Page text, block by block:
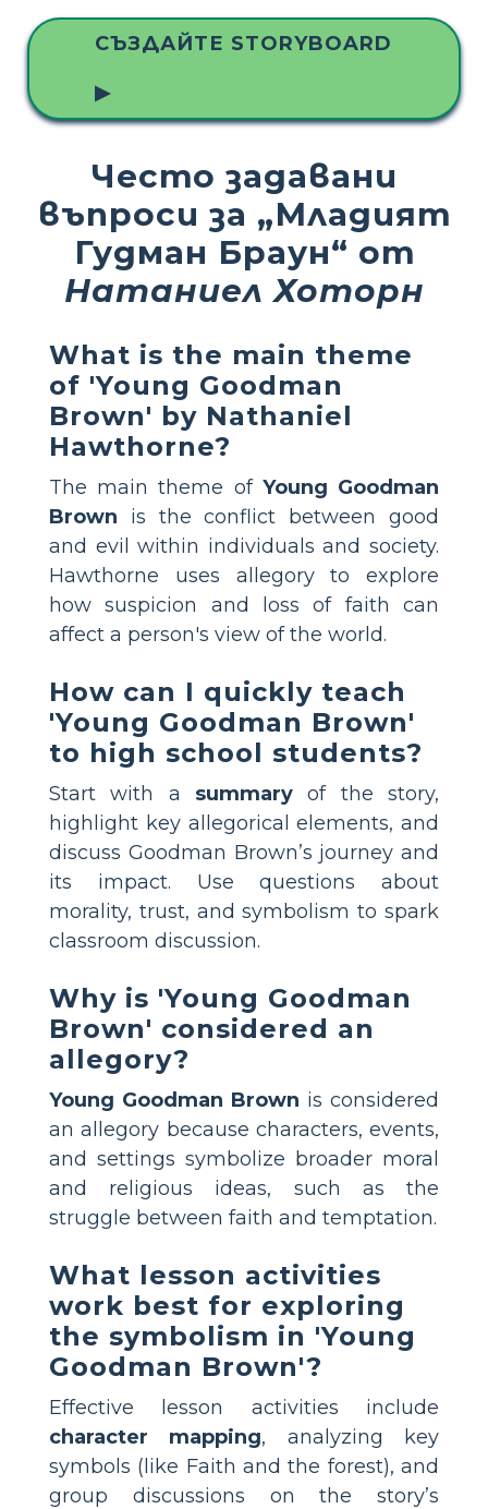
СЪЗДАЙТЕ STORYBOARD
▶
Често задавани
въпроси за „Младият
Гудман Браун“ от
Натаниел Хоторн
What is the main theme
of 'Young Goodman
Brown' by Nathaniel
Hawthorne?
The main theme of Young Goodman
Brown is the conflict between good
and evil within individuals and society.
Hawthorne uses allegory to explore
how suspicion and loss of faith can
affect a person's view of the world.
How can I quickly teach
'Young Goodman Brown'
to high school students?
Start with a summary of the story,
highlight key allegorical elements, and
discuss Goodman Brown’s journey and
its impact. Use questions about
morality, trust, and symbolism to spark
classroom discussion.
Why is 'Young Goodman
Brown' considered an
allegory?
Young Goodman Brown is considered
an allegory because characters, events,
and settings symbolize broader moral
and religious ideas, such as the
struggle between faith and temptation.
What lesson activities
work best for exploring
the symbolism in 'Young
Goodman Brown'?
Effective lesson activities include
character mapping, analyzing key
symbols (like Faith and the forest), and
group discussions on the story’s